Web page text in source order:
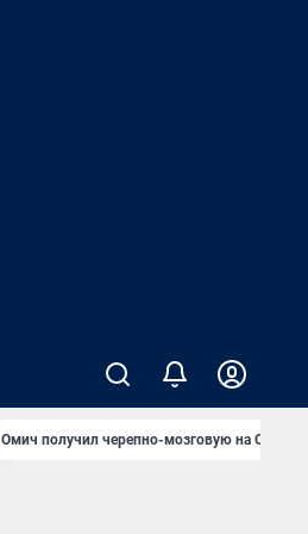
Омич получил черепно-мозговую на ОНПЗ